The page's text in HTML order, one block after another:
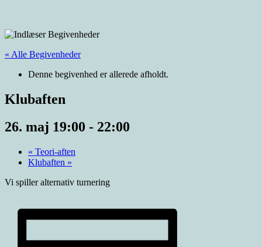
« Alle Begivenheder
Denne begivenhed er allerede afholdt.
Klubaften
26. maj 19:00 - 22:00
« Teori-aften
Klubaften »
Vi spiller alternativ turnering